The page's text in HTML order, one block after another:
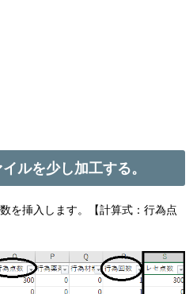
ルを少し加工する。
を挿入します。【計算式：行為点